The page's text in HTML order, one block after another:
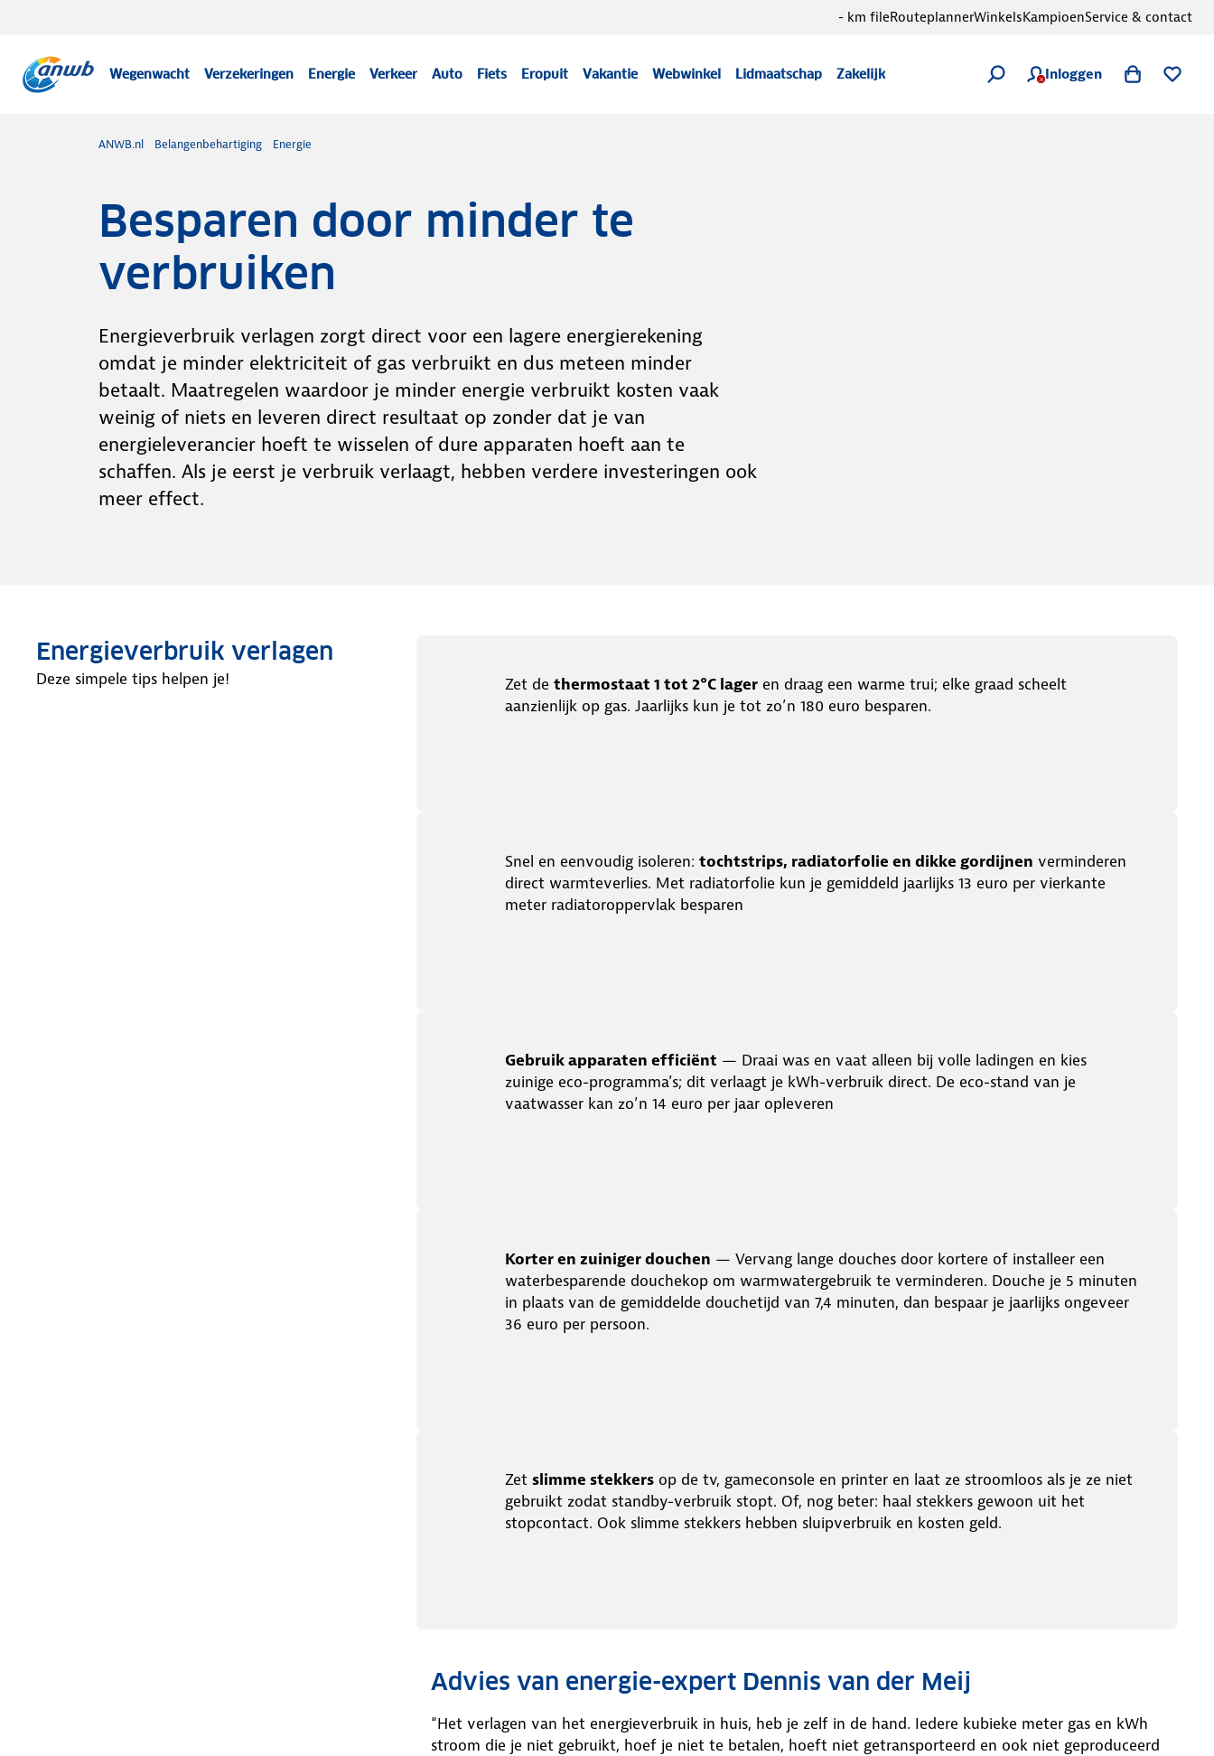
Wegenwacht Verzekeringen Energie Verkeer Auto Fiets Eropuit Vakantie Webwinkel Lidmaatschap Zakelijk Inloggen
- km fileRouteplannerWinkelsKampioenService & contact
ANWB.nl Belangenbehartiging Energie
Besparen door minder te
verbruiken
Energieverbruik verlagen zorgt direct voor een lagere energierekening
omdat je minder elektriciteit of gas verbruikt en dus meteen minder
betaalt. Maatregelen waardoor je minder energie verbruikt kosten vaak
weinig of niets en leveren direct resultaat op zonder dat je van
energieleverancier hoeft te wisselen of dure apparaten hoeft aan te
schaffen. Als je eerst je verbruik verlaagt, hebben verdere investeringen ook
meer effect.
Energieverbruik verlagen
Deze simpele tips helpen je! Zet dethermostaat 1 tot 2°C lager en draag een warme trui; elke graad scheelt
aanzienlijk op gas. Jaarlijks kun je tot zo’n 180 euro besparen.
Snel en eenvoudig isoleren:tochtstrips, radiatorfolie en dikke gordijnen verminderen
direct warmteverlies. Met radiatorfolie kun je gemiddeld jaarlijks 13 euro per vierkante
meter radiatoroppervlak besparen
Gebruik apparaten efficiënt — Draai was en vaat alleen bij volle ladingen en kies
zuinige eco-programma’s; dit verlaagt je kWh-verbruik direct. De eco-stand van je
vaatwasser kan zo’n 14 euro per jaar opleveren
Korter en zuiniger douchen — Vervang lange douches door kortere of installeer een
waterbesparende douchekop om warmwatergebruik te verminderen. Douche je 5 minuten
in plaats van de gemiddelde douchetijd van 7,4 minuten, dan bespaar je jaarlijks ongeveer
36 euro per persoon.
Zetslimme stekkers op de tv, gameconsole en printer en laat ze stroomloos als je ze niet
gebruikt zodat standby-verbruik stopt. Of, nog beter: haal stekkers gewoon uit het
stopcontact. Ook slimme stekkers hebben sluipverbruik en kosten geld.
Advies van energie-expert Dennis van der Meij
“Het verlagen van het energieverbruik in huis, heb je zelf in de hand. Iedere kubieke meter gas en kWh
stroom die je niet gebruikt, hoef je niet te betalen, hoeft niet getransporteerd en ook niet geproduceerd